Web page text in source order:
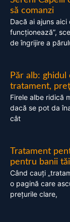
să comanzi
Dacă ai ajuns aici
funcționează”,
de îngrijire a
Păr alb:
tratament,
Firele albe ridică
dacă se pot da
cât
Tratament
pentru banii tăi
Când cauți
o pagină care
prețurile clare,